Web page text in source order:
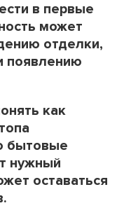
в первые
может
отделки,
появлению
как
бытовые
нужный
оставаться